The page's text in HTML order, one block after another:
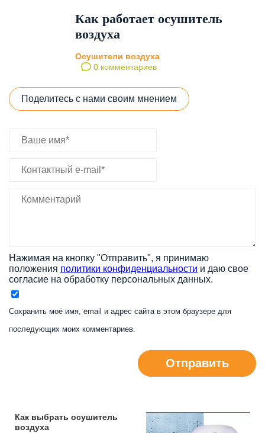
Как работает осушитель
воздуха
Осушители воздуха
0 комментариев
Поделитесь с нами своим мнением
Нажимая на кнопку "Отправить", я принимаю
положения политики конфиденциальности и даю свое
согласие на обработку персональных данных.
Сохранить моё имя, email и адрес сайта в этом браузере для
последующих моих комментариев.
Отправить
Как выбрать осушитель
воздуха